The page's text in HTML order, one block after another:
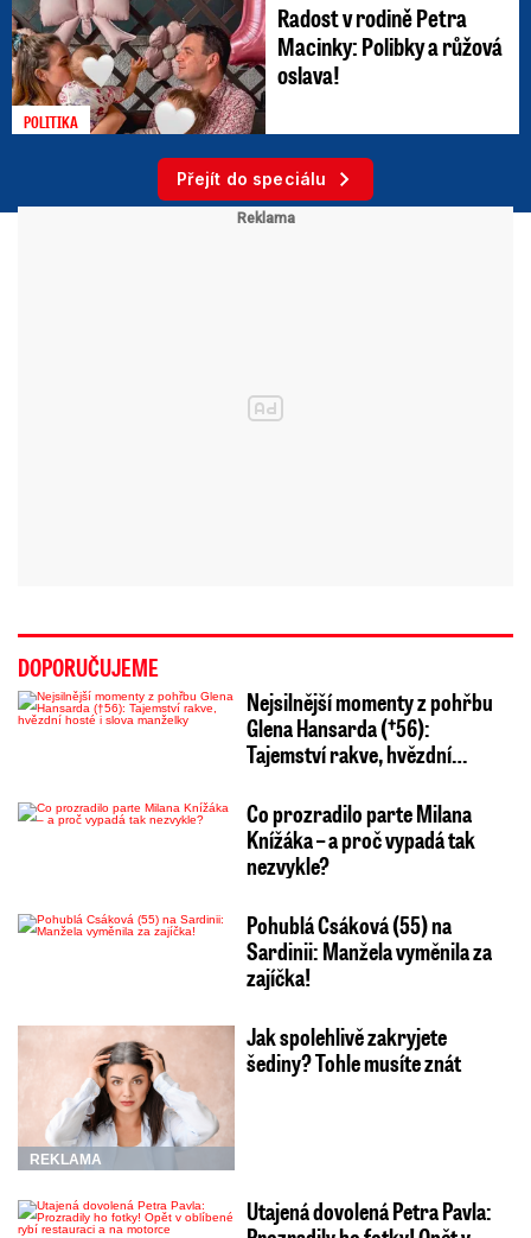
POLITIKA
Radost v rodině Petra
Macinky: Polibky a růžová
oslava!
Přejít do speciálu
DOPORUČUJEME
Nejsilnější momenty z pohřbu
Glena Hansarda (†56):
Tajemství rakve, hvězdní…
Co prozradilo parte Milana
Knížáka – a proč vypadá tak
nezvykle?
Pohublá Csáková (55) na
Sardinii: Manžela vyměnila za
zajíčka!
REKLAMA
Jak spolehlivě zakryjete
šediny? Tohle musíte znát
Utajená dovolená Petra Pavla: